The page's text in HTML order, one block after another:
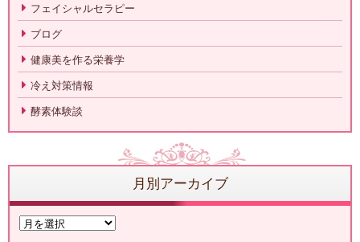
フェイシャルセラピー
ブログ
健康美を作る栄養学
冷え対策情報
酵素体験談
月別アーカイブ
月
別